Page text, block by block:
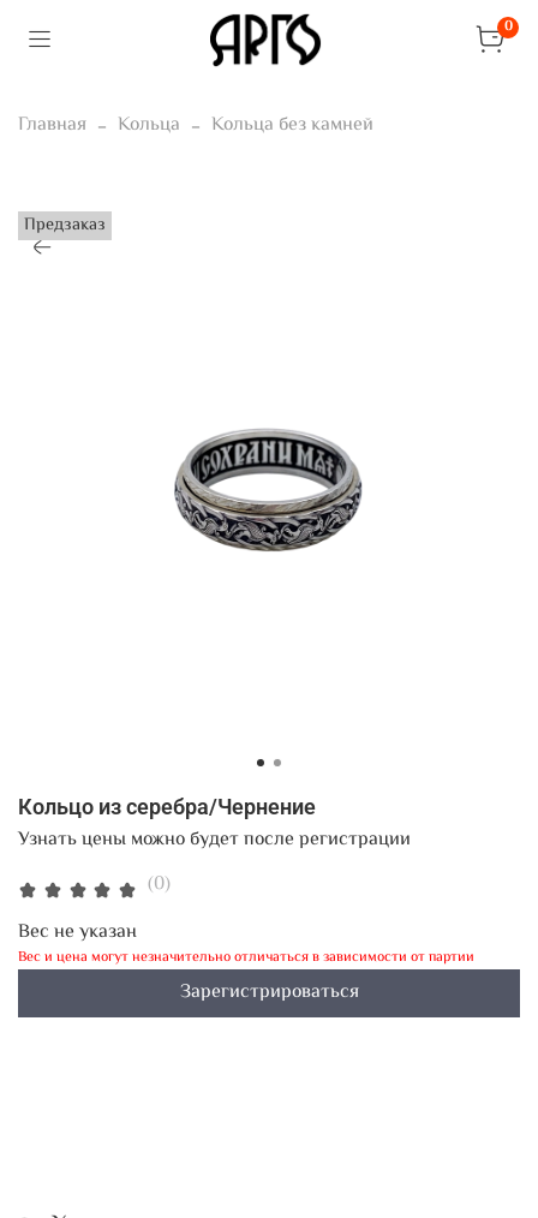
0
Главная Кольца Кольца без камней
Предзаказ
(0)
Кольцо из серебра/Чернение
Узнать цены можно будет после регистрации
Вес не указан
Вес и цена могут незначительно отличаться в зависимости от партии
Зарегистрироваться